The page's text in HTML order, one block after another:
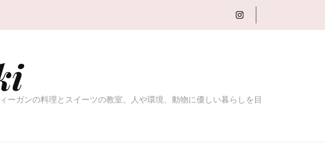
ガンの料理とスイーツの教室。人や環境、動物に優しい暮らしを目